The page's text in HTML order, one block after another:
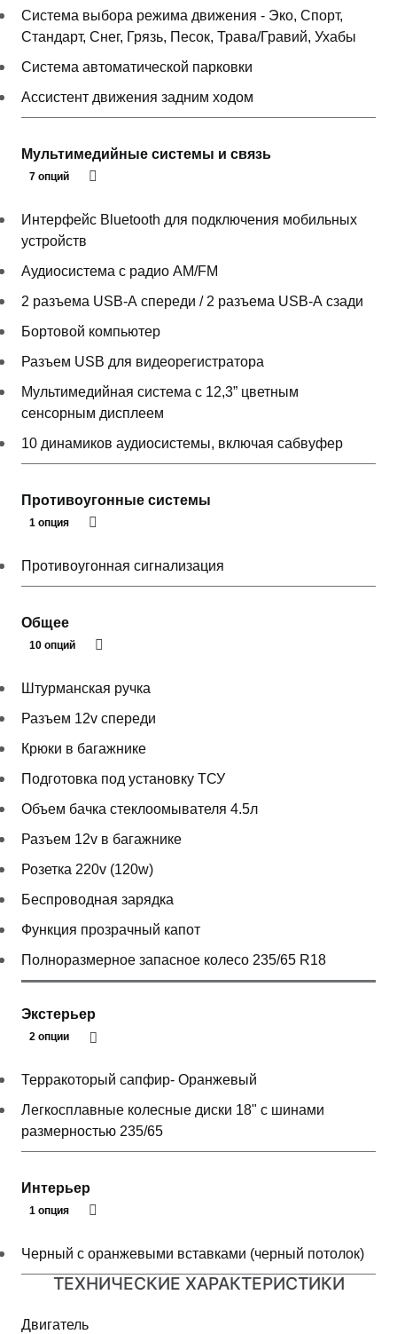
Система выбора режима движения - Эко, Спорт,
Стандарт, Снег, Грязь, Песок, Трава/Гравий, Ухабы
Система автоматической парковки
Ассистент движения задним ходом
Мультимедийные системы и связь
7 опций
Интерфейс Bluetooth для подключения мобильных
устройств
Аудиосистема с радио AM/FM
2 разъема USB-А спереди / 2 разъема USB-А сзади
Бортовой компьютер
Разъем USB для видеорегистратора
Мультимедийная система с 12,3” цветным
сенсорным дисплеем
10 динамиков аудиосистемы, включая сабвуфер
Противоугонные системы
1 опция
Противоугонная сигнализация
Общее
10 опций
Штурманская ручка
Разъем 12v спереди
Крюки в багажнике
Подготовка под установку ТСУ
Объем бачка стеклоомывателя 4.5л
Разъем 12v в багажнике
Розетка 220v (120w)
Беспроводная зарядка
Функция прозрачный капот
Полноразмерное запасное колесо 235/65 R18
Экстерьер
2 опции
Терракоторый сапфир- Оранжевый
Легкосплавные колесные диски 18" с шинами
размерностью 235/65
Интерьер
1 опция
Черный с оранжевыми вставками (черный потолок)
ТЕХНИЧЕСКИЕ ХАРАКТЕРИСТИКИ
Двигатель